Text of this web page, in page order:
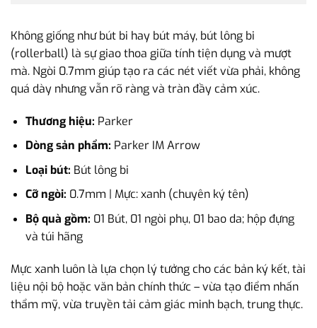
Không giống như bút bi hay bút máy, bút lông bi
(rollerball) là sự giao thoa giữa tính tiện dụng và mượt
mà. Ngòi 0.7mm giúp tạo ra các nét viết vừa phải, không
quá dày nhưng vẫn rõ ràng và tràn đầy cảm xúc.
Thương hiệu: Parker
Dòng sản phẩm: Parker IM Arrow
Loại bút: Bút lông bi
Cỡ ngòi: 0.7mm | Mực: xanh (chuyên ký tên)
Bộ quà gồm: 01 Bút, 01 ngòi phụ, 01 bao da; hộp đựng
và túi hãng
Mực xanh luôn là lựa chọn lý tưởng cho các bản ký kết, tài
liệu nội bộ hoặc văn bản chính thức – vừa tạo điểm nhấn
thẩm mỹ, vừa truyền tải cảm giác minh bạch, trung thực.